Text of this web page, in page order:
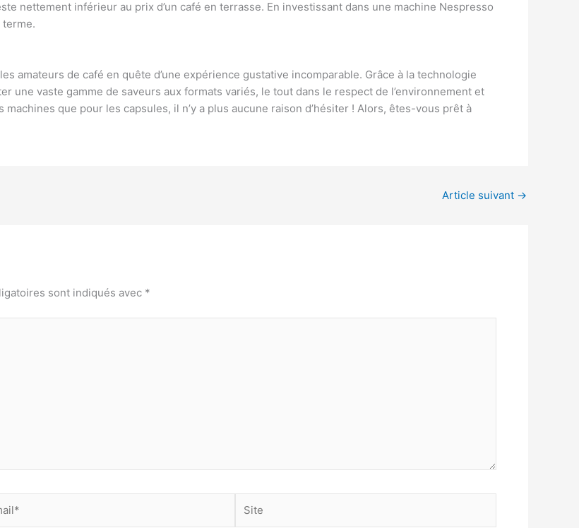
nettement inférieur au prix d’un café en terrasse. En investissant dans une machine Nespresso
amateurs de café en quête d’une expérience gustative incomparable. Grâce à la technologie
une vaste gamme de saveurs aux formats variés, le tout dans le respect de l’environnement et
que pour les capsules, il n’y a plus aucune raison d’hésiter ! Alors, êtes-vous prêt à
Article suivant →
sont indiqués avec *